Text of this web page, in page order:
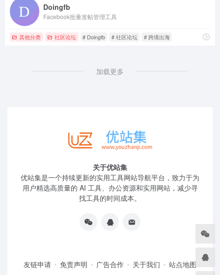
Doingfb
Facebook批量发帖管理工具
其他分类 社区论坛 # Doingfb # 社区论坛 # 跨境出海
加载更多
关于优站集
优站集是一个持续更新的实用工具网站导航平台，致力于为
用户精选高质量的 AI 工具、办公资源和实用网站，减少寻
找工具的时间成本。
友链申请 免责声明 广告合作 关于我们 站点地图